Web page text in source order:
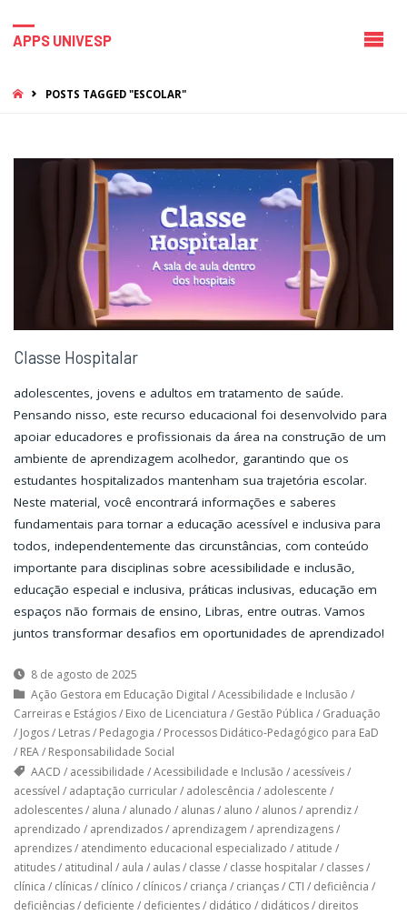
APPS UNIVESP
HOMEPOSTS TAGGED "ESCOLAR"
Classe Hospitalar
adolescentes, jovens e adultos em tratamento de saúde.
Pensando nisso, este recurso educacional foi desenvolvido para
apoiar educadores e profissionais da área na construção de um
ambiente de aprendizagem acolhedor, garantindo que os
estudantes hospitalizados mantenham sua trajetória escolar.
Neste material, você encontrará informações e saberes
fundamentais para tornar a educação acessível e inclusiva para
todos, independentemente das circunstâncias, com conteúdo
importante para disciplinas sobre acessibilidade e inclusão,
educação especial e inclusiva, práticas inclusivas, educação em
espaços não formais de ensino, Libras, entre outras. Vamos
juntos transformar desafios em oportunidades de aprendizado!
8 de agosto de 2025
Ação Gestora em Educação Digital /Acessibilidade e Inclusão /
Carreiras e Estágios/ Eixo de Licenciatura / Gestão Pública / Graduação
/ Jogos/ Letras/ Pedagogia / Processos Didático-Pedagógico para EaD
/ REA/ Responsabilidade Social
AACD / acessibilidade /Acessibilidade e Inclusão / acessíveis/
acessível / adaptação curricular/ adolescência / adolescente /
adolescentes/ aluna / alunado / alunas/ aluno / alunos/ aprendiz/
aprendizado / aprendizados/ aprendizagem / aprendizagens/
aprendizes/ atendimento educacional especializado / atitude /
atitudes/ atitudinal / aula / aulas/ classe / classe hospitalar/ classes/
clínica / clínicas/ clínico / clínicos/ criança / crianças/ CTI / deficiência /
deficiências/ deficiente / deficientes/ didático / didáticos/ direitos